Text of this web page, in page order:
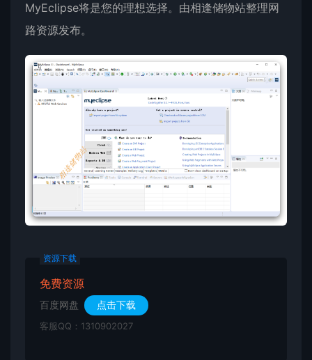
MyEclipse将是您的理想选择。由相逢储物站整理网
路资源发布。
资源下载
免费资源
百度网盘 点击下载
客服QQ：1310902027